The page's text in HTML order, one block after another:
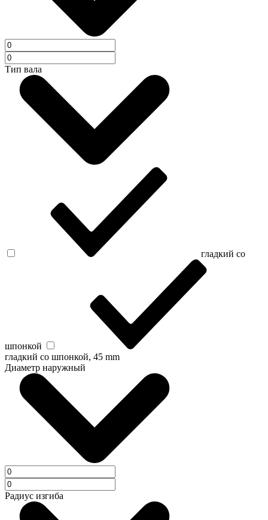
Тип вала
гладкий со
шпонкой
гладкий со шпонкой, 45 mm
Диаметр наружный
Радиус изгиба